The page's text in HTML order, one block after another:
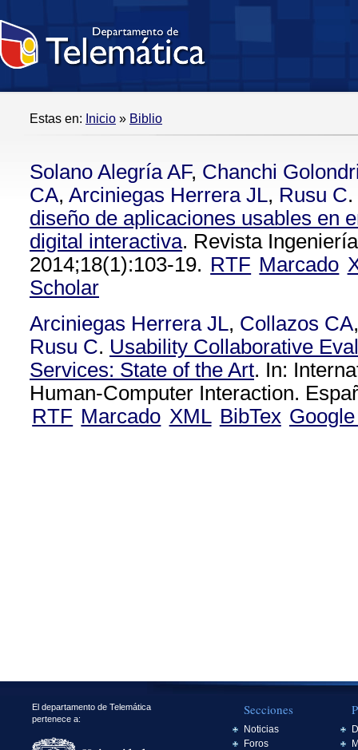
Estas en: Inicio » Biblio
Solano Alegría AF, Chanchi
CA, Arciniegas Herrera JL, Rusu C.
diseño de aplicaciones usables en
digital interactiva. Revista
2014;18(1):103-19. RTF Marcado
Scholar
Arciniegas Herrera JL, Collazos CA
Rusu C. Usability Collaborative
Services: State of the Art. In:
Human-Computer Interaction.
RTF Marcado XML BibTex
El departamento de Telemática
pertenece a:
Secciones
Noticias
Foros